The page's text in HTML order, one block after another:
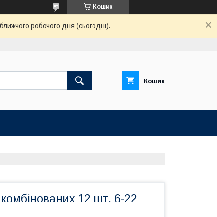
Кошик
робочого дня (сьогодні).
Кошик
комбінованих 12 шт. 6-22